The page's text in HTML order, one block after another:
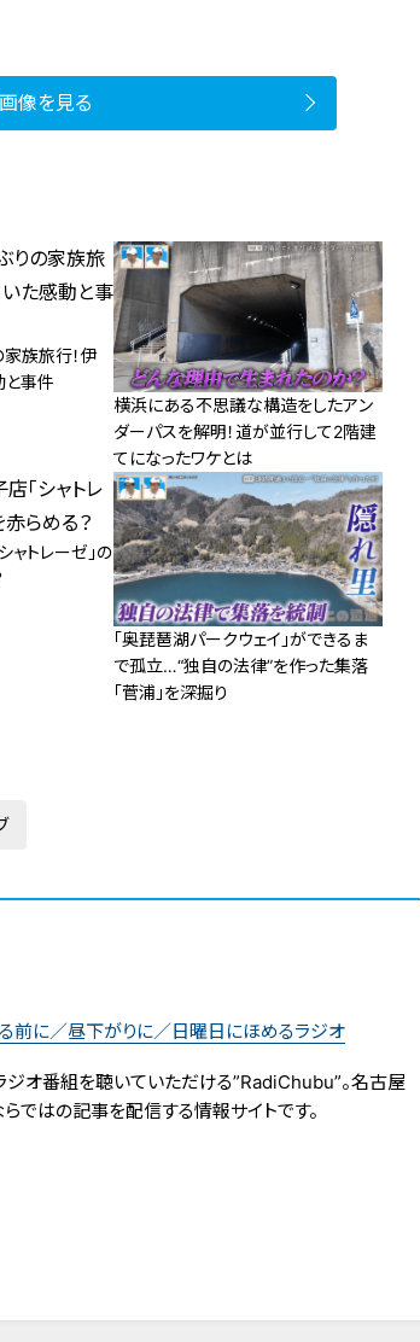
像を見る
族旅行！伊
と事件
横浜にある不思議な構造をしたアン
ダーパスを解明！道が並行して2階建
てになったワケとは
ャトレーゼ」の
「奥琵琶湖パークウェイ」ができるま
で孤立…“独自の法律”を作った集落
「菅浦」を深掘り
前に／昼下がりに／日曜日にほめるラジオ
ジオ番組を聴いていただける”RadiChubu”。名古屋
ではの記事を配信する情報サイトです。